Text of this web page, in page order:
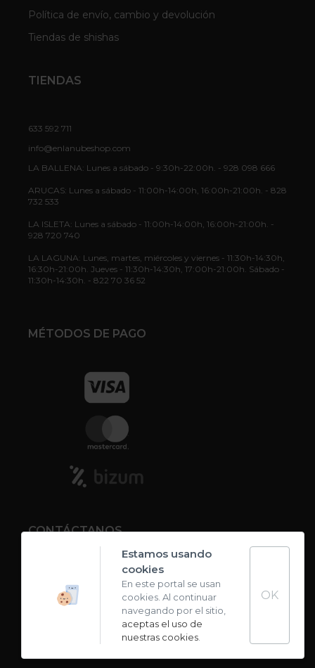
Política de envío, cambio y devolución
Tiendas de shishas
TIENDAS
633 592 711
info@enlanubeshop.com
LA BALLENA: Lunes a sábado - 9:30h-22:00h. - 928 098 666
ARUCAS: Lunes a sábado - 11:00h-14:00h, 16:00h-21:00h. - 828
732 533
LA ISLETA: Lunes a sábado - 11:00h-14:00h, 16:00h-21:00h. -
928 720 740
LA LAGUNA: Lunes, martes, miércoles y viernes - 11:30h-14:30h,
16:30h-21:00h. Jueves - 11:30h-14:30h, 17:00h-21:00h. Sábado -
11:30h-14:30h. - 822 70 36 52
MÉTODOS DE PAGO
CONTÁCTANOS
Carta de sabores
Estamos usando
cookies
En este portal se usan
cookies. Al continuar
navegando por el sitio,
aceptas el uso de
nuestras cookies.
OK